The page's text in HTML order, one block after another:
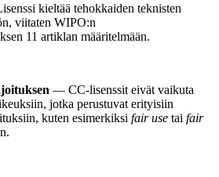
kieltää tehokkaiden teknisten
viitaten WIPO:n
11 artiklan määritelmään.
— CC-lisenssit eivät vaikuta
jotka perustuvat erityisiin
kuten esimerkiksi fair use tai fair